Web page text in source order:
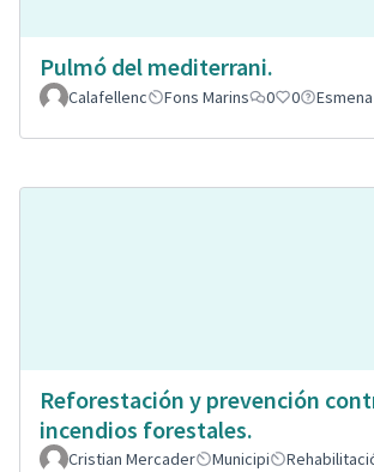
Pulmó del mediterrani.
Calafellenc
Fons Marins 0 0 Esmena
Reforestación y prevención
incendios forestales.
Cristian Mercader Municipi